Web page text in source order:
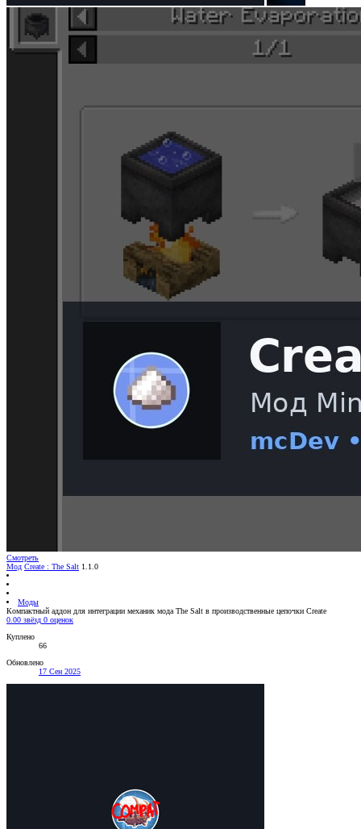
Смотреть
Мод Create : The Salt 1.1.0
Моды
Компактный аддон для интеграции механик мода The Salt в производственные цепочки Create
0.00 звёзд 0 оценок
Куплено
66
Обновлено
17 Сен 2025